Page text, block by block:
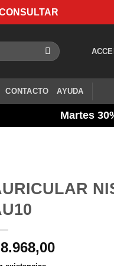
CONTACTO AYUDA
Martes 30%
8.968,00